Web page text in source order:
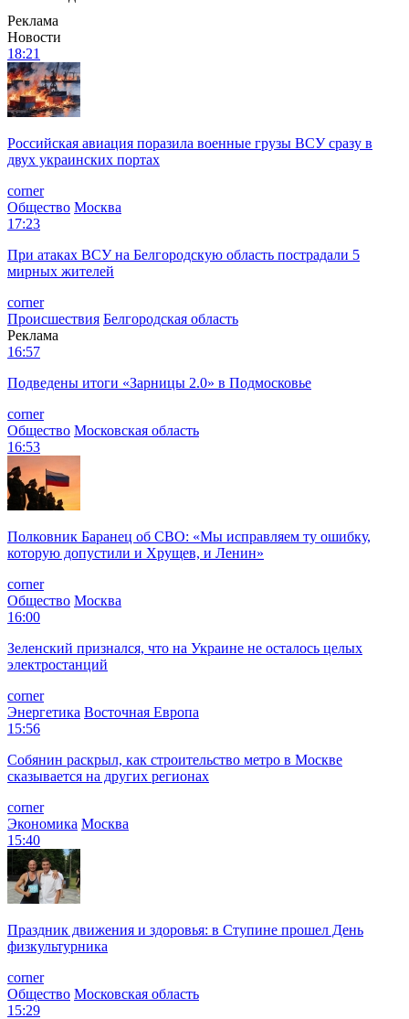
Реклама
Новости
18:21
Российская авиация поразила военные грузы ВСУ сразу в
двух украинских портах
corner
Общество Москва
17:23
При атаках ВСУ на Белгородскую область пострадали 5
мирных жителей
corner
Происшествия Белгородская область
Реклама
16:57
Подведены итоги «Зарницы 2.0» в Подмосковье
corner
Общество Московская область
16:53
Полковник Баранец об СВО: «Мы исправляем ту ошибку,
которую допустили и Хрущев, и Ленин»
corner
Общество Москва
16:00
Зеленский признался, что на Украине не осталось целых
электростанций
corner
Энергетика Восточная Европа
15:56
Собянин раскрыл, как строительство метро в Москве
сказывается на других регионах
corner
Экономика Москва
15:40
Праздник движения и здоровья: в Ступине прошел День
физкультурника
corner
Общество Московская область
15:29